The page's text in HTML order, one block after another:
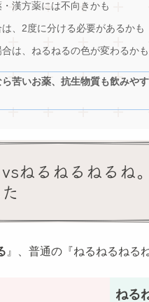
漢方薬には不向きかも
、2度に分ける必要があるかも
は、ねるねるの色が変わるかも
苦いお薬、抗生物質も飲みや
ねるねるねるね
』、普通の『ねるねるねる
ねる